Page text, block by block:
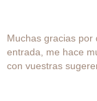
Muchas gracias
entrada, me hace
con vuestras